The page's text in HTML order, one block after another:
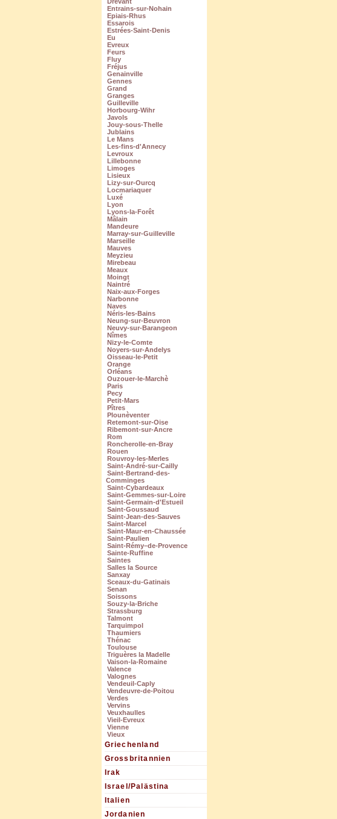
Entrains-sur-Nohain
Epiais-Rhus
Essarois
Estrées-Saint-Denis
Eu
Evreux
Feurs
Fluy
Fréjus
Genainville
Gennes
Grand
Granges
Guilleville
Horbourg-Wihr
Javols
Jouy-sous-Thelle
Jublains
Le Mans
Les-fins-d'Annecy
Levroux
Lillebonne
Limoges
Lisieux
Lizy-sur-Ourcq
Locmariaquer
Luxé
Lyon
Lyons-la-Forêt
Mâlain
Mandeure
Marray-sur-Guilleville
Marseille
Mauves
Meyzieu
Mirebeau
Meaux
Moingt
Naintré
Naix-aux-Forges
Narbonne
Naves
Néris-les-Bains
Neung-sur-Beuvron
Neuvy-sur-Barangeon
Nîmes
Nizy-le-Comte
Noyers-sur-Andelys
Oisseau-le-Petit
Orange
Orléans
Ouzouer-le-Marchè
Paris
Pecy
Petit-Mars
Pîtres
Plounèventer
Retemont-sur-Oise
Ribemont-sur-Ancre
Rom
Roncherolle-en-Bray
Rouen
Rouvroy-les-Merles
Saint-André-sur-Cailly
Saint-Bertrand-des-
Comminges
Saint-Cybardeaux
Saint-Gemmes-sur-Loire
Saint-Germain-d'Estueil
Saint-Goussaud
Saint-Jean-des-Sauves
Saint-Marcel
Saint-Maur-en-Chaussée
Saint-Paulien
Saint-Rémy–de-Provence
Sainte-Ruffine
Saintes
Salles la Source
Sanxay
Sceaux-du-Gatinais
Senan
Soissons
Souzy-la-Briche
Strassburg
Talmont
Tarquimpol
Thaumiers
Thénac
Toulouse
Triguères la Madelle
Vaison-la-Romaine
Valence
Valognes
Vendeuil-Caply
Vendeuvre-de-Poitou
Verdes
Vervins
Veuxhaulles
Vieil-Evreux
Vienne
Vieux
Griechenland
Grossbritannien
Irak
Israel/Palästina
Italien
Jordanien